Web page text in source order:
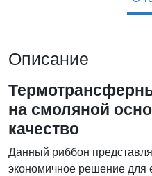
Описание
на смоляной
качество
Данный риббон
экономичное решение для